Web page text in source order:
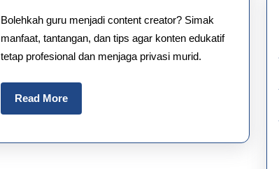
Content
Creator?
Apa
&
Bolehkah guru menjadi content creator? Simak
manfaat, tantangan, dan tips agar konten edukatif
tetap profesional dan menjaga privasi murid.
Read MoreRead
More